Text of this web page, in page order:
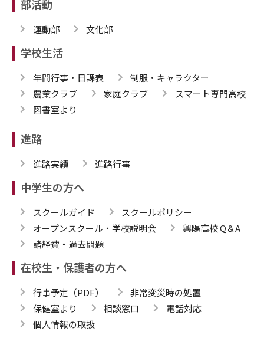
部活動
運動部 文化部
学校生活
年間行事・日課表
制服・キャラクター
農業クラブ
家庭クラブ
スマート専門高校
図書室より
進路
進路実績 進路行事
中学生の方へ
スクールガイド
スクールポリシー
オープンスクール・学校説明会
興陽高校 Q＆A
諸経費・過去問題
在校生・保護者の方へ
行事予定（PDF）
非常変災時の処置
保健室より
相談窓口
電話対応
個人情報の取扱